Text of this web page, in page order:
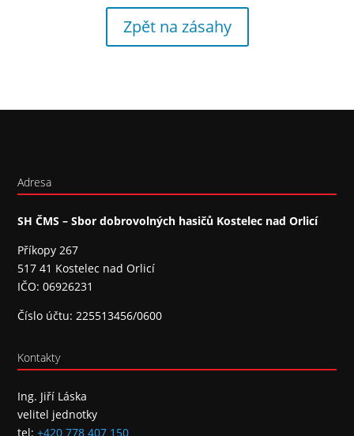
Zpět na zásahy
Adresa
SH ČMS – Sbor dobrovolných hasičů Kostelec nad Orlicí
Příkopy 267
517 41 Kostelec nad Orlicí
IČO: 06926231
Číslo účtu: 225513456/0600
Kontakty
Ing. Jiří Láska
velitel jednotky
tel:+420 778 407 150